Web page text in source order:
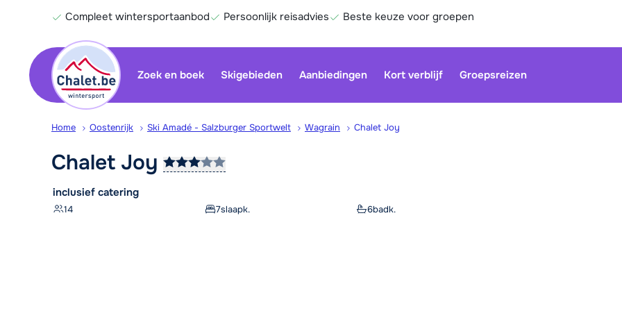
Compleet wintersportaanbod Persoonlijk reisadvies Beste keuze voor groepen
Zoek en boek Skigebieden Aanbiedingen Kort verblijf Groepsreizen
Home Oostenrijk Ski Amadé - Salzburger Sportwelt Wagrain Chalet Joy
Chalet Joy
inclusief catering
14 7slaapk. 6badk.